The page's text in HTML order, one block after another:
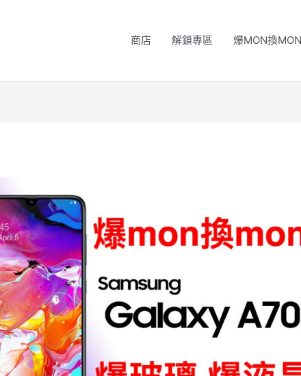
商店 解鎖專區 爆MON換MON